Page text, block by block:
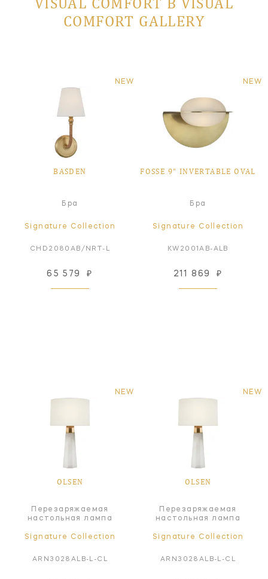
COMFORT GALLERY
NEW
BASDEN
Бра
Signature Collection
CHD2080AB/NRT-L
65 579 ₽
NEW
FOSSE 9" INVERTABLE OVAL
Бра
Signature Collection
KW2001AB-ALB
211 869 ₽
NEW
OLSEN
Перезаряжаемая
настольная лампа
Signature Collection
ARN3028ALB-L-CL
NEW
OLSEN
Перезаряжаемая
настольная лампа
Signature Collection
ARN3028ALB-L-CL